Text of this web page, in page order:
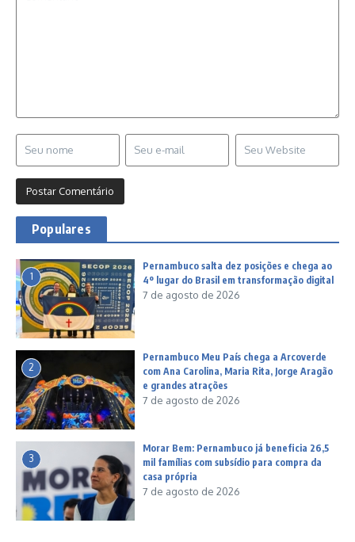
Populares
1
Pernambuco salta dez posições e chega ao
4º lugar do Brasil em transformação digital
7 de agosto de 2026
2
Pernambuco Meu País chega a Arcoverde
com Ana Carolina, Maria Rita, Jorge Aragão
e grandes atrações
7 de agosto de 2026
3
Morar Bem: Pernambuco já beneficia 26,5
mil famílias com subsídio para compra da
casa própria
7 de agosto de 2026